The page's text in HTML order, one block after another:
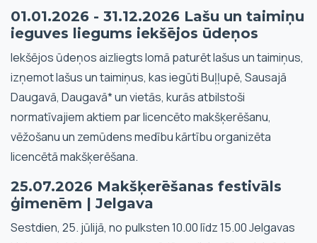
01.01.2026 - 31.12.2026 Lašu un taimiņu
ieguves liegums iekšējos ūdeņos
Iekšējos ūdeņos aizliegts lomā paturēt lašus un taimiņus,
izņemot lašus un taimiņus, kas iegūti Buļļupē, Sausajā
Daugavā, Daugavā* un vietās, kurās atbilstoši
normatīvajiem aktiem par licencēto makšķerēšanu,
vēžošanu un zemūdens medību kārtību organizēta
licencētā makšķerēšana.
25.07.2026 Makšķerēšanas festivāls
ģimenēm | Jelgava
Sestdien, 25. jūlijā, no pulksten 10.00 līdz 15.00 Jelgavas